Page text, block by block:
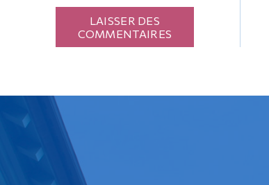
LAISSER DES
COMMENTAIRES